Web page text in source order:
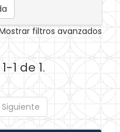
filtros avanzados
1 de 1.
Siguiente